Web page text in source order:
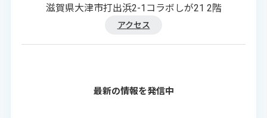
滋賀県大津市打出浜2-1コラボしが21 2階
アクセス
最新の情報を発信中